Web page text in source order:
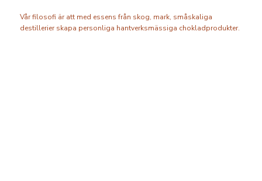
Vår filosofi är att med essens från skog, mark, småskaliga
destillerier skapa personliga hantverksmässiga chokladprodukter.